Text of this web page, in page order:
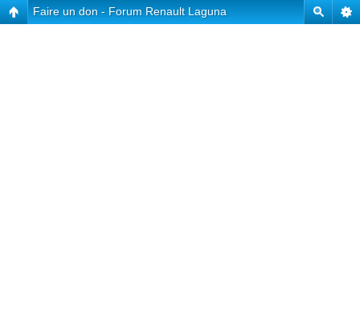
Faire un don - Forum Renault Laguna